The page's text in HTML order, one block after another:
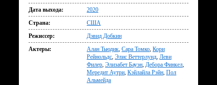
Дата выхода:
2020
Страна:
США
Режиссер:
Дэвид Добкин
Актеры:
Алан Тьюдик, Сара Томко, Кори
Рейнольдс, Элис Веттерлунд, Леви
Филер, Элизабет Бауэн, Дебора Финкел,
Мередит Аутри, Кэйлайла Рэйн, Пол
Альмейда